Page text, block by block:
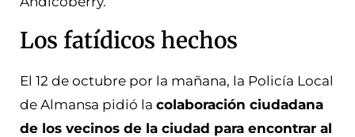
Los fatídicos hechos
El 12 de octubre por la mañana, la Policía Local
de Almansa pidió la colaboración ciudadana
de los vecinos de la ciudad para encontrar al